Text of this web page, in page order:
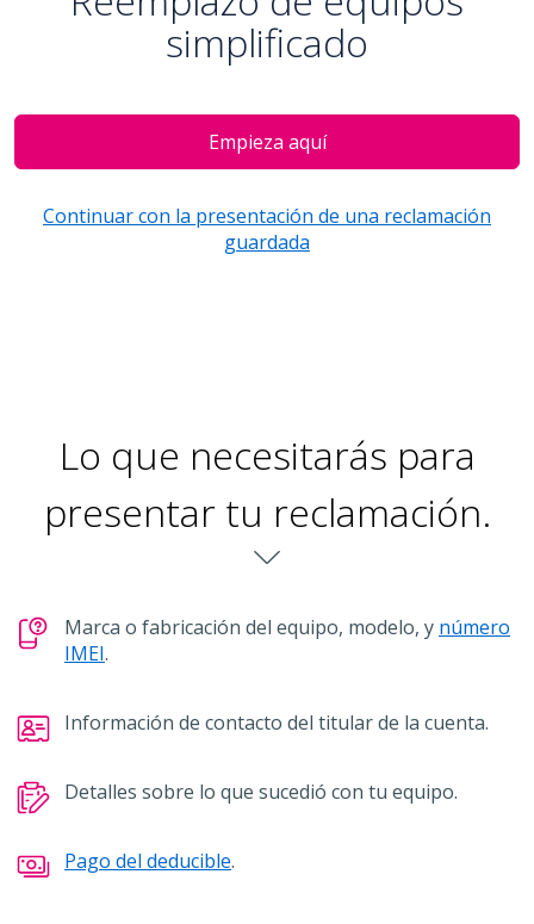
simplificado
Empieza aquí
Continuar con la presentación de una reclamación
guardada
Lo que necesitarás para
presentar tu reclamación.
chevron-down
Marca o fabricación del equipo, modelo, y número
IMEI.
Información de contacto del titular de la cuenta.
Detalles sobre lo que sucedió con tu equipo.
Pago del deducible.